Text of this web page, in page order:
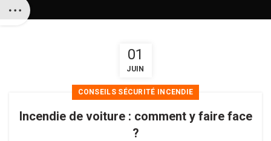
01
JUIN
CONSEILS SÉCURITÉ INCENDIE
Incendie de voiture : comment y faire face
?